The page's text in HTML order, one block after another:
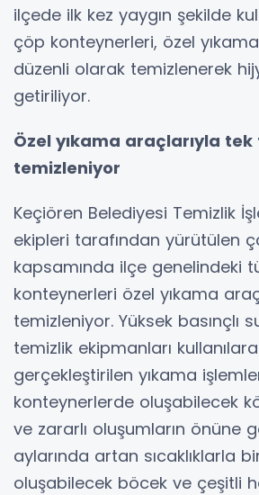
ilçede ilk kez yaygın şekilde
çöp konteynerleri, özel
düzenli olarak temizlenerek
getiriliyor.
Özel yıkama araçlarıyla tek
temizleniyor
Keçiören Belediyesi Temizlik
ekipleri tarafından yürütülen
kapsamında ilçe genelindeki
konteynerleri özel yıkama
temizleniyor. Yüksek basınçlı
temizlik ekipmanları
gerçekleştirilen yıkama
konteynerlerde oluşabilecek
ve zararlı oluşumların önüne
aylarında artan sıcaklıklarla
oluşabilecek böcek ve çeşitli